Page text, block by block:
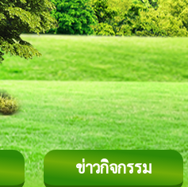
ข่าวกิจกรรม